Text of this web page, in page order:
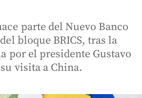
parte del Nuevo Banco
bloque BRICS, tras la
por el presidente Gustavo
visita a China.